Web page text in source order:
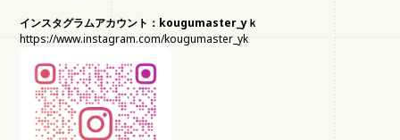
インスタグラムアカウント：kougumaster_yｋ
https://www.instagram.com/kougumaster_yk